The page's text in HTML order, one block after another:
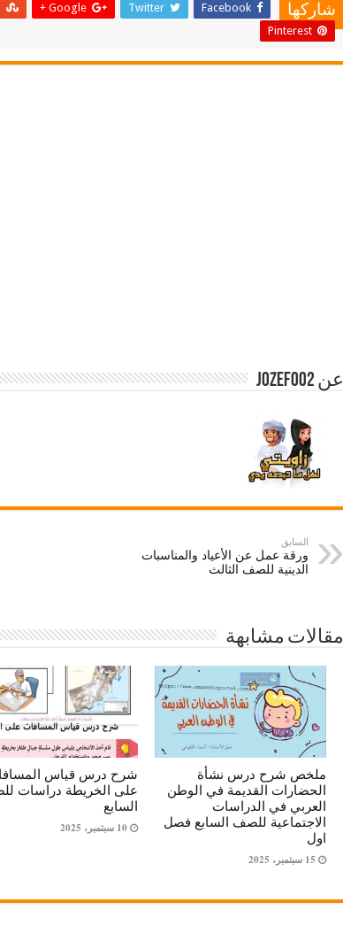
شاركها Facebook
Twitter
Google +
Pinterest
عن jozef002
السابق
ورقة عمل عن الأعياد والمناسبات
الدينية للصف الثالث
مقالات مشابهة
ملخص شرح درس نشأة
الحضارات القديمة في الوطن
العربي في الدراسات
الاجتماعية للصف السابع فصل
اول
15 سبتمبر، 2025
شرح درس قياس
على الخريطة دراسات
السابع
10 سبتمبر، 2025